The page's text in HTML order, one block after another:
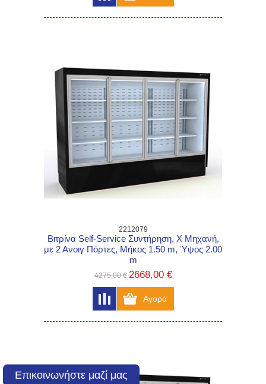
Επικοινωνήστε μαζί μας
2212079
Βιτρίνα Self-Service Συντήρηση, Χ Μηχανή,
με 2 Ανοιγ Πόρτες, Μήκος 1.50 m, Ύψος 2.00
m
4275,00 € 2668,00 €